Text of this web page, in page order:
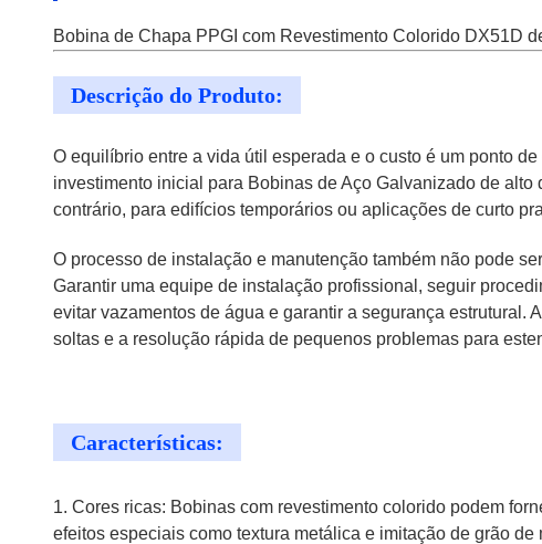
Bobina de Chapa PPGI com Revestimento Colorido DX51D
Descrição do Produto:
O equilíbrio entre a vida útil esperada e o custo é um ponto
investimento inicial para Bobinas de Aço Galvanizado de
contrário, para edifícios temporários ou aplicações de curto
O processo de instalação e manutenção também não pode
Garantir uma equipe de instalação profissional, seguir
evitar vazamentos de água e garantir a segurança
soltas e a resolução rápida de pequenos problemas para
Características:
1. Cores ricas: Bobinas com revestimento colorido podem
efeitos especiais como textura metálica e imitação de grão